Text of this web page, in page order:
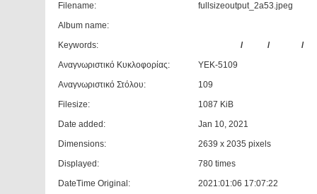
Filename:
fullsizeoutput_2a53.jpeg
Album name:
Keywords:
/ /
/
Αναγνωριστικό Κυκλοφορίας:
ΥΕΚ-5109
Αναγνωριστικό Στόλου:
109
Filesize:
1087 KiB
Date added:
Jan 10, 2021
Dimensions:
2639 x 2035 pixels
Displayed:
780 times
DateTime Original:
2021:01:06 17:07:22